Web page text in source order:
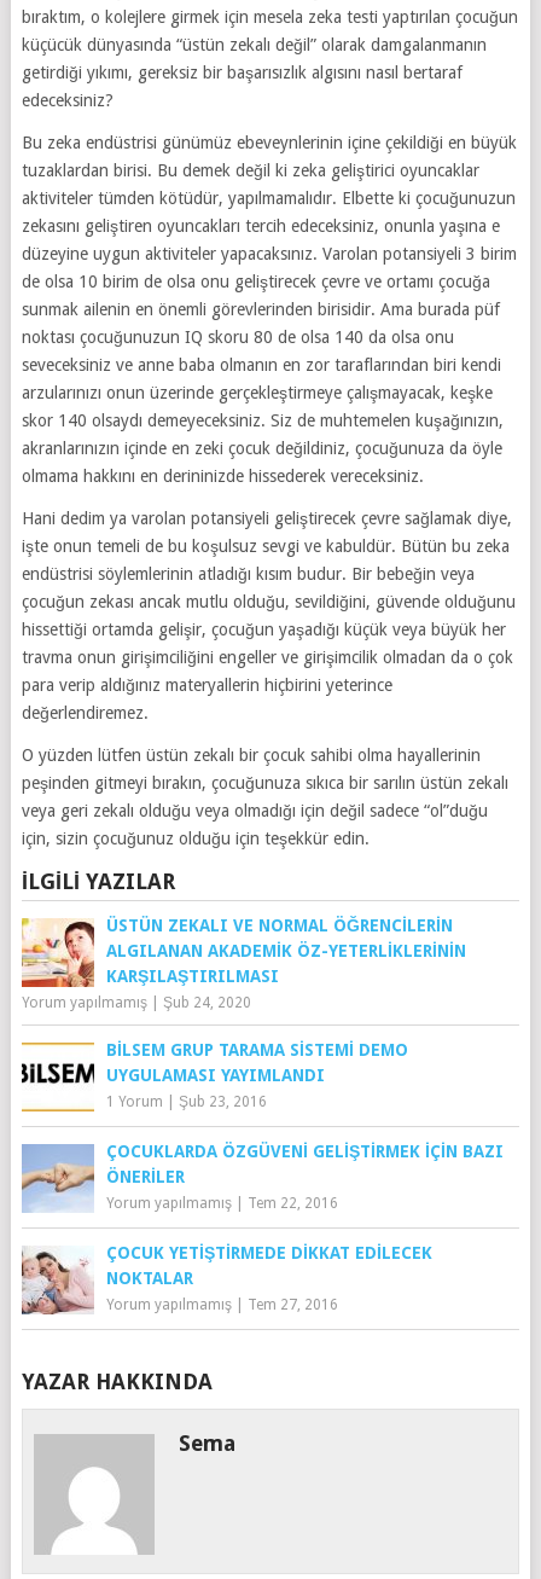
bıraktım, o kolejlere girmek için mesela zeka testi yaptırılan çocuğun
küçücük dünyasında “üstün zekalı değil” olarak damgalanmanın
getirdiği yıkımı, gereksiz bir başarısızlık algısını nasıl bertaraf
edeceksiniz?
Bu zeka endüstrisi günümüz ebeveynlerinin içine çekildiği en büyük
tuzaklardan birisi. Bu demek değil ki zeka geliştirici oyuncaklar
aktiviteler tümden kötüdür, yapılmamalıdır. Elbette ki çocuğunuzun
zekasını geliştiren oyuncakları tercih edeceksiniz, onunla yaşına e
düzeyine uygun aktiviteler yapacaksınız. Varolan potansiyeli 3 birim
de olsa 10 birim de olsa onu geliştirecek çevre ve ortamı çocuğa
sunmak ailenin en önemli görevlerinden birisidir. Ama burada püf
noktası çocuğunuzun IQ skoru 80 de olsa 140 da olsa onu
seveceksiniz ve anne baba olmanın en zor taraflarından biri kendi
arzularınızı onun üzerinde gerçekleştirmeye çalışmayacak, keşke
skor 140 olsaydı demeyeceksiniz. Siz de muhtemelen kuşağınızın,
akranlarınızın içinde en zeki çocuk değildiniz, çocuğunuza da öyle
olmama hakkını en derininizde hissederek vereceksiniz.
Hani dedim ya varolan potansiyeli geliştirecek çevre sağlamak diye,
işte onun temeli de bu koşulsuz sevgi ve kabuldür. Bütün bu zeka
endüstrisi söylemlerinin atladığı kısım budur. Bir bebeğin veya
çocuğun zekası ancak mutlu olduğu, sevildiğini, güvende olduğunu
hissettiği ortamda gelişir, çocuğun yaşadığı küçük veya büyük her
travma onun girişimciliğini engeller ve girişimcilik olmadan da o çok
para verip aldığınız materyallerin hiçbirini yeterince
değerlendiremez.
O yüzden lütfen üstün zekalı bir çocuk sahibi olma hayallerinin
peşinden gitmeyi bırakın, çocuğunuza sıkıca bir sarılın üstün zekalı
veya geri zekalı olduğu veya olmadığı için değil sadece “ol”duğu
için, sizin çocuğunuz olduğu için teşekkür edin.
İLGILI YAZILAR
ÜSTÜN ZEKALI VE NORMAL ÖĞRENCILERIN
ALGILANAN AKADEMIK ÖZ-YETERLIKLERININ
KARŞILAŞTIRILMASI
Yorum yapılmamış| Şub 24, 2020
BILSEM GRUP TARAMA SISTEMI DEMO
UYGULAMASI YAYIMLANDI
1 Yorum Şub 23, 2016
ÇOCUKLARDA ÖZGÜVENI GELIŞTIRMEK İÇIN BAZI
ÖNERILER
Yorum yapılmamış| Tem 22, 2016
ÇOCUK YETIŞTIRMEDE DIKKAT EDILECEK
NOKTALAR
Yorum yapılmamış| Tem 27, 2016
YAZAR HAKKINDA
Sema